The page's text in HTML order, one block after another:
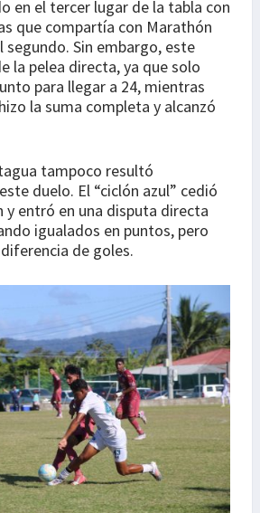
en el tercer lugar de la tabla con
que compartía con Marathón
segundo. Sin embargo, este
la pelea directa, ya que solo
para llegar a 24, mientras
la suma completa y alcanzó
tampoco resultó
duelo. El “ciclón azul” cedió
y entró en una disputa directa
igualados en puntos, pero
de goles.